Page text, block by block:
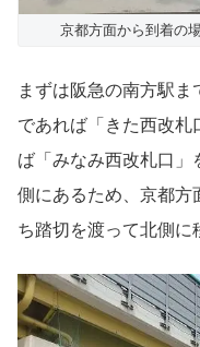
京都方面から到着の
まずは阪急の南方駅
であれば「きた西改
ば「みなみ西改札口
側にあるため、京都方
ち踏切を渡って北側に